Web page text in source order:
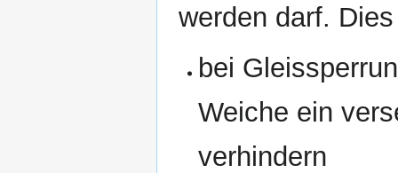
werden darf.
bei
Weiche ein
verhindern